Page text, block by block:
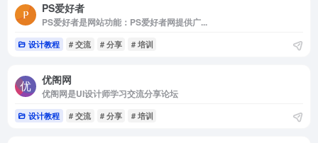
PS爱好者
PS爱好者是网站功能：PS爱好者网提供广...
设计教程 # 交流 # 分享 # 培训
优阁网
优阁网是UI设计师学习交流分享论坛
设计教程 # 交流 # 分享 # 培训